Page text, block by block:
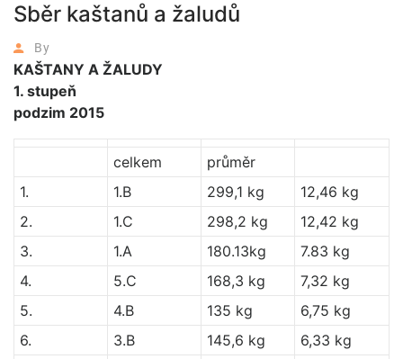
Sběr kaštanů a žaludů
By
KAŠTANY A ŽALUDY
1. stupeň
podzim 2015
celkem
průměr
1.
1.B 299,1 kg
12,46 kg
2.
1.C 298,2 kg
12,42 kg
3.
1.A 180.13kg
7.83 kg
4.
5.C 168,3 kg
7,32 kg
5.
4.B 135 kg
6,75 kg
6.
3.B 145,6 kg
6,33 kg